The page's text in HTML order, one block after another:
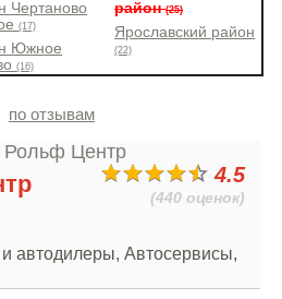
Чертаново
(17)
Южное
(16)
район(25)
Ярославский район
(22)
по отзывам
4.5
(440 оценок)
автодилеры, Автосервисы,